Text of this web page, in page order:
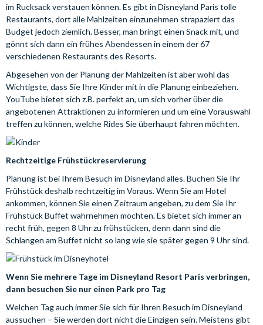
im Rucksack verstauen können. Es gibt in Disneyland Paris tolle
Restaurants, dort alle Mahlzeiten einzunehmen strapaziert das
Budget jedoch ziemlich. Besser, man bringt einen Snack mit, und
gönnt sich dann ein frühes Abendessen in einem der 67
verschiedenen Restaurants des Resorts.
Abgesehen von der Planung der Mahlzeiten ist aber wohl das
Wichtigste, dass Sie Ihre Kinder mit in die Planung einbeziehen.
YouTube bietet sich z.B. perfekt an, um sich vorher über die
angebotenen Attraktionen zu informieren und um eine Vorauswahl
treffen zu können, welche Rides Sie überhaupt fahren möchten.
Rechtzeitige Frühstückreservierung
Planung ist bei Ihrem Besuch im Disneyland alles. Buchen Sie Ihr
Frühstück deshalb rechtzeitig im Voraus. Wenn Sie am Hotel
ankommen, können Sie einen Zeitraum angeben, zu dem Sie Ihr
Frühstück Buffet wahrnehmen möchten. Es bietet sich immer an
recht früh, gegen 8 Uhr zu frühstücken, denn dann sind die
Schlangen am Buffet nicht so lang wie sie später gegen 9 Uhr sind.
Wenn Sie mehrere Tage im Disneyland Resort Paris verbringen,
dann besuchen Sie nur einen Park pro Tag
Welchen Tag auch immer Sie sich für Ihren Besuch im Disneyland
aussuchen – Sie werden dort nicht die Einzigen sein. Meistens gibt